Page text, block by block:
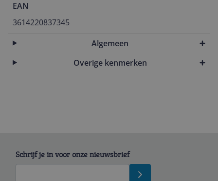
EAN
3614220837345
Algemeen
Overige kenmerken
Schrijf je in voor onze nieuwsbrief